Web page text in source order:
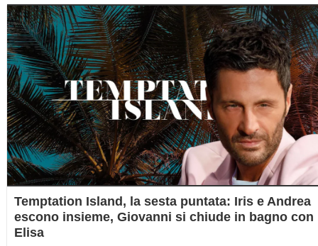
Temptation Island, la sesta puntata: Iris e Andrea
escono insieme, Giovanni si chiude in bagno con
Elisa